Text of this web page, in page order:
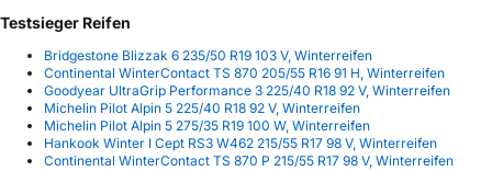
Testsieger Reifen
Bridgestone Blizzak 6 235/50 R19 103 V, Winterreifen
Continental WinterContact TS 870 205/55 R16 91 H, Winterreifen
Goodyear UltraGrip Performance 3 225/40 R18 92 V, Winterreifen
Michelin Pilot Alpin 5 225/40 R18 92 V, Winterreifen
Michelin Pilot Alpin 5 275/35 R19 100 W, Winterreifen
Hankook Winter I Cept RS3 W462 215/55 R17 98 V, Winterreifen
Continental WinterContact TS 870 P 215/55 R17 98 V, Winterreifen